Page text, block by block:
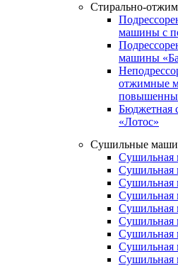
Стирально-
машины с
машины
отжимные
Бюджетная
«Лотос»
Сушильные
Сушильная